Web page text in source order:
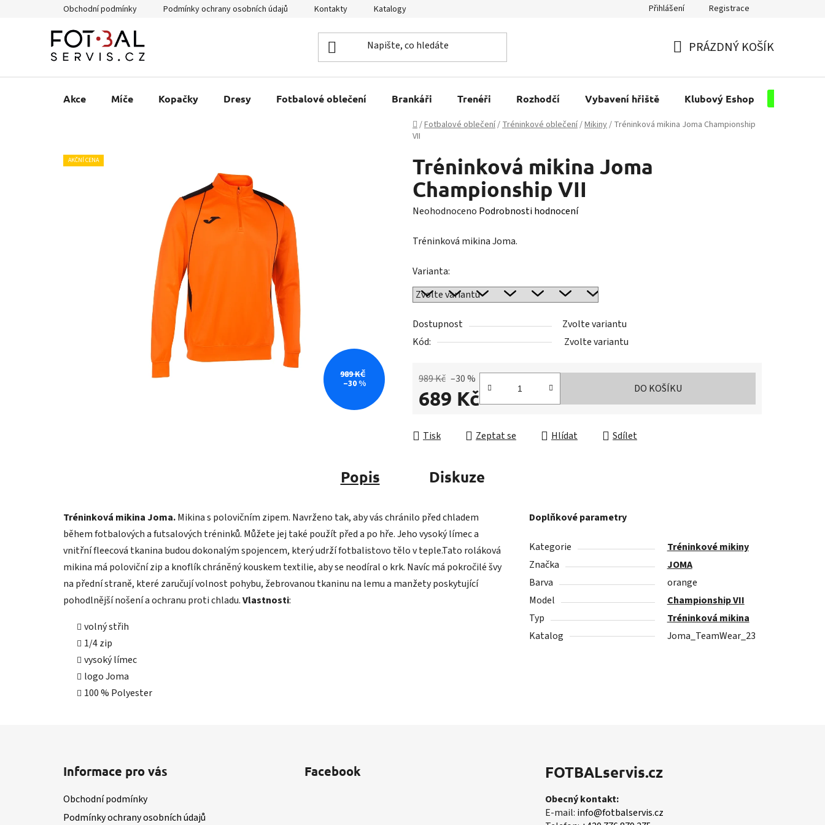
Obchodní podmínky Podmínky ochrany osobních údajů Kontakty Katalogy Přihlášení Registrace
KOŠÍK
PRÁZDNÝ KOŠÍK
Akce Míče Kopačky Dresy Fotbalové oblečení Brankáři Trenéři Rozhodčí Vybavení hřiště Klubový Eshop
Domů
/Fotbalové oblečení/Tréninkové oblečení/Mikiny/ Tréninková mikina Joma Championship
VII
Tréninková mikina Joma
Championship VII
Průměrné
produktu
0,0
z
hvězdiček.
Neohodnoceno Podrobnosti hodnocení
Tréninková mikina Joma.
Varianta:
Dostupnost
Zvolte variantu
Kód:
Zvolte variantu
989 Kč –30 %
689 Kč DO KOŠÍKU
Tisk Zeptat se Hlídat Sdílet
AKČNÍ CENA
989 KČ
–30 %
Popis Diskuze
Tréninková mikina Joma.Mikina s polovičním zipem. Navrženo tak, aby vás chránilo před chladem
během fotbalových a futsalových tréninků. Můžete jej také použít před a po hře. Jeho vysoký límec a
vnitřní fleecová tkanina budou dokonalým spojencem, který udrží fotbalistovo tělo v teple.Tato roláková
mikina má poloviční zip a knoflík chráněný kouskem textilie, aby se neodíral o krk. Navíc má pokročilé švy
na přední straně, které zaručují volnost pohybu, žebrovanou tkaninu na lemu a manžety poskytující
pohodlnější nošení a ochranu proti chladu.Vlastnosti:
volný střih
1/4 zip
vysoký límec
logo Joma
100 % Polyester
Doplňkové parametry
Kategorie
Tréninkové mikiny
Značka
JOMA
Barva
orange
Model
Championship VII
Typ
Tréninková mikina
Katalog
Joma_TeamWear_23
Informace pro vás
Obchodní podmínky
Podmínky ochrany osobních údajů
Facebook FOTBALservis.cz
Obecný kontakt:
E-mail: info@fotbalservis.cz